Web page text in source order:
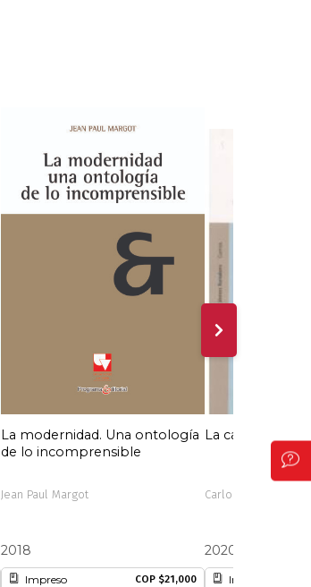
La modernidad. Una ontología
de lo incomprensible
Jean Paul Margot
2018
Impreso COP $21,000
La canción que
Carlos Duarte
2020
Impreso